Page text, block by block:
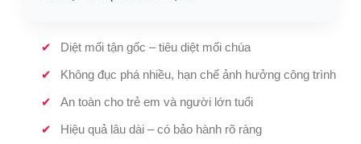
Diệt mối tận gốc – tiêu diệt mối chúa
Không đục phá nhiều, hạn chế ảnh hưởng công trình
An toàn cho trẻ em và người lớn tuổi
Hiệu quả lâu dài – có bảo hành rõ ràng